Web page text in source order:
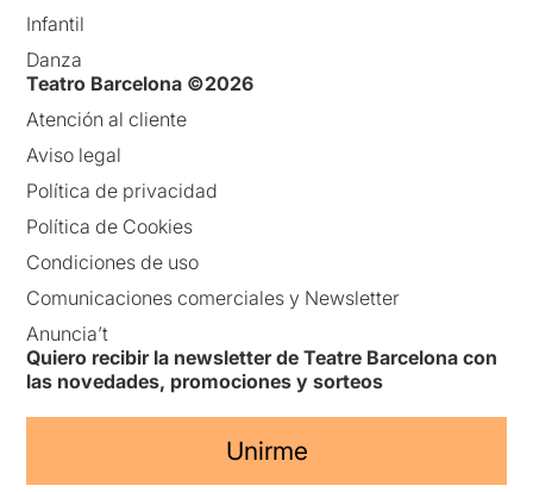
Infantil
Danza
Teatro Barcelona ©2026
Atención al cliente
Aviso legal
Política de privacidad
Política de Cookies
Condiciones de uso
Comunicaciones comerciales y Newsletter
Anuncia’t
Quiero recibir la newsletter de Teatre Barcelona con
las novedades, promociones y sorteos
Unirme